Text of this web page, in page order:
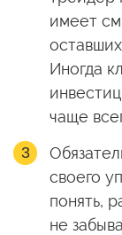
имеет
Иногда
чаще
своего
понять,
не